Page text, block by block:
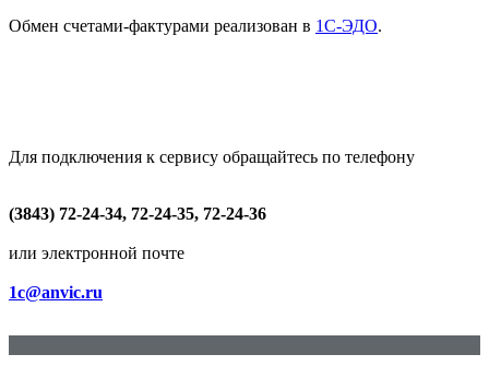
Обмен счетами-фактурами реализован в 1С-ЭДО.
Для подключения к сервису обращайтесь по телефону
(3843) 72-24-34, 72-24-35, 72-24-36
или электронной почте
1c@anvic.ru